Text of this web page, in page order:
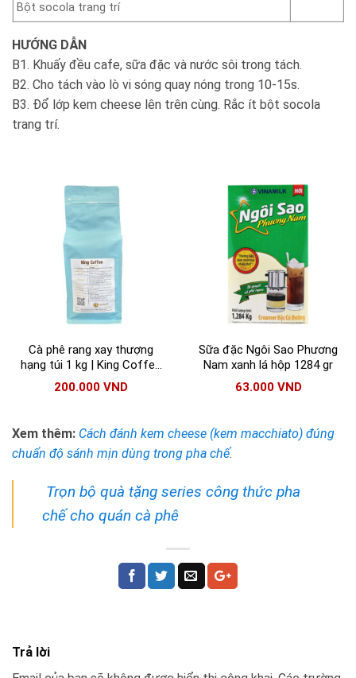
Bột socola trang trí
HƯỚNG DẪN
B1. Khuấy đều cafe, sữa đặc và nước sôi trong tách.
B2. Cho tách vào lò vi sóng quay nóng trong 10-15s.
B3. Đổ lớp kem cheese lên trên cùng. Rắc ít bột socola
trang trí.
Cà phê rang xay thượng
hạng túi 1 kg | King Coffee
(Mộc) phù hợp cả pha phin
và pha máy
200.000 VND
Sữa đặc Ngôi Sao Phương
Nam xanh lá hộp 1284 gr
63.000 VND
Xem thêm: Cách đánh kem cheese (kem macchiato) đúng
chuẩn độ sánh mịn dùng trong pha chế.
Trọn bộ quà tặng series công thức pha
chế cho quán cà phê
Trả lời